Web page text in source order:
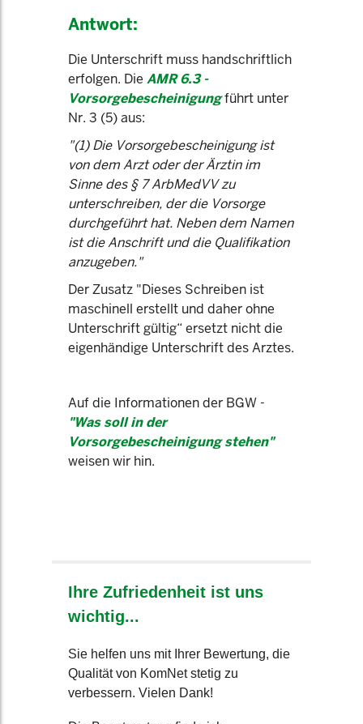
Antwort:
Die Unterschrift muss handschriftlich
erfolgen. Die AMR 6.3 -
Vorsorgebescheinigungführt unter
Nr. 3 (5) aus:
"(1) Die Vorsorgebescheinigung ist
von dem Arzt oder der Ärztin im
Sinne des § 7 ArbMedVV zu
unterschreiben, der die Vorsorge
durchgeführt hat. Neben dem Namen
ist die Anschrift und die Qualifikation
anzugeben."
Der Zusatz "Dieses Schreiben ist
maschinell erstellt und daher ohne
Unterschrift gültig“ ersetzt nicht die
eigenhändige Unterschrift des Arztes.
Auf die Informationen der BGW -
"Was soll in der
Vorsorgebescheinigung stehen"
weisen wir hin.